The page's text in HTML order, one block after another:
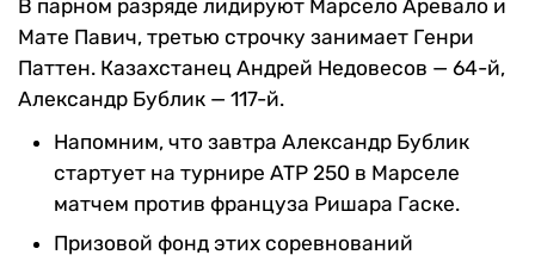
В парном разряде лидируют Марсело Аревало и
Мате Павич, третью строчку занимает Генри
Паттен. Казахстанец Андрей Недовесов — 64-й,
Александр Бублик — 117-й.
Напомним, что завтра Александр Бублик
стартует на турнире ATP 250 в Марселе
матчем против француза Ришара Гаске.
Призовой фонд этих соревнований